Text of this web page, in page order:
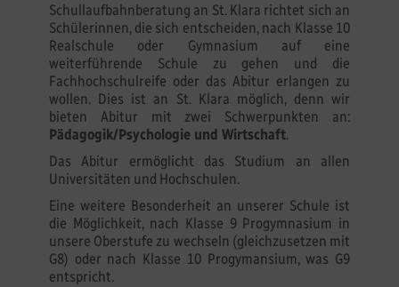
Schullaufbahnberatung an St. Klara richtet sich an
Schülerinnen, die sich entscheiden, nach Klasse 10
Realschule oder Gymnasium auf eine
weiterführende Schule zu gehen und die
Fachhochschulreife oder das Abitur erlangen zu
wollen. Dies ist an St. Klara möglich, denn wir
bieten Abitur mit zwei Schwerpunkten an:
Pädagogik/Psychologie und Wirtschaft.
Das Abitur ermöglicht das Studium an allen
Universitäten und Hochschulen.
Eine weitere Besonderheit an unserer Schule ist
die Möglichkeit, nach Klasse 9 Progymnasium in
unsere Oberstufe zu wechseln (gleichzusetzen mit
G8) oder nach Klasse 10 Progymansium, was G9
entspricht.